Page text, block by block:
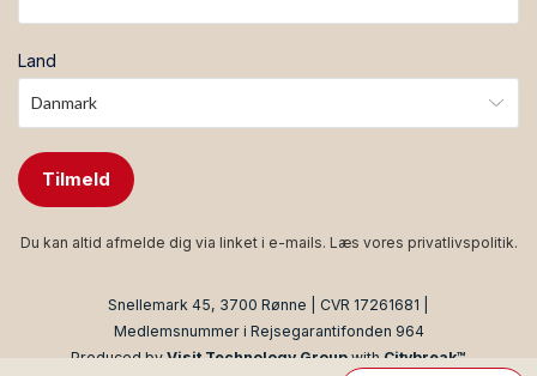
Land
Tilmeld
Du kan altid afmelde dig via linket i e-mails. Læs vores privatlivspolitik.
Snellemark 45, 3700 Rønne | CVR 17261681 |
Medlemsnummer i Rejsegarantifonden 964
Produced by Visit Technology Group with Citybreak™